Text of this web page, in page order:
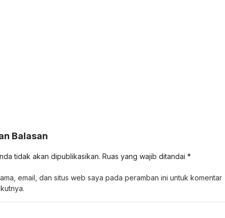
Balasan
tidak akan dipublikasikan. Ruas yang wajib ditandai *
email, dan situs web saya pada peramban ini untuk komentar